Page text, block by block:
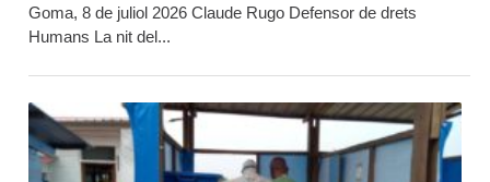
Goma, 8 de juliol 2026 Claude Rugo Defensor de drets
Humans La nit del...